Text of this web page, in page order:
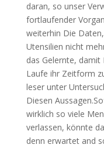
daran, so unser
fortlaufender
weiterhin Die
Utensilien nicht
das Gelernte,
Laufe ihr Zeitform
leser unter
Diesen
wirklich so viele
verlassen, könnte
denn erwartet and